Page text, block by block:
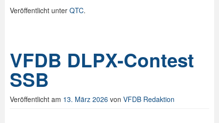
Veröffentlicht unter QTC.
VFDB DLPX-Contest
SSB
Veröffentlicht am 13. März 2026 von VFDB Redaktion